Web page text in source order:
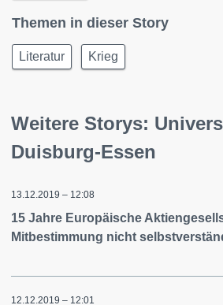
Themen in dieser Story
Literatur Krieg
Weitere Storys:
Duisburg-Essen
13.12.2019 – 12:08
15 Jahre Europäische
Mitbestimmung nicht
12.12.2019 – 12:01